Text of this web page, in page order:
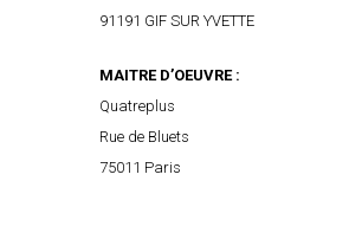
91191 GIF SUR YVETTE
MAITRE D’OEUVRE :
Quatreplus
Rue de Bluets
75011 Paris